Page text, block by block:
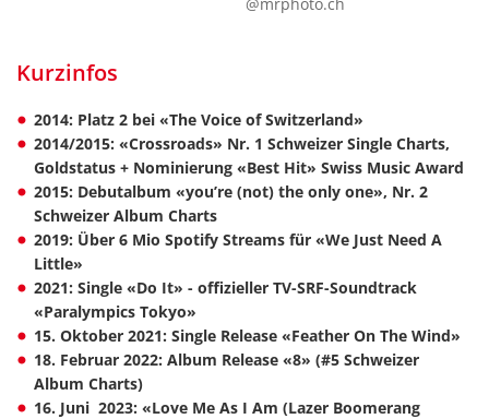
Kurzinfos
2014: Platz 2 bei «The Voice of Switzerland»
2014/2015: «Crossroads» Nr. 1 Schweizer Single Charts,
Goldstatus + Nominierung «Best Hit» Swiss Music Award
2015: Debutalbum «you’re (not) the only one», Nr. 2
Schweizer Album Charts
2019: Über 6 Mio Spotify Streams für «We Just Need A
Little»
2021: Single «Do It» - offizieller TV-SRF-Soundtrack
«Paralympics Tokyo»
15. Oktober 2021: Single Release «Feather On The Wind»
18. Februar 2022: Album Release «8» (#5 Schweizer
Album Charts)
16. Juni 2023: «Love Me As I Am (Lazer Boomerang